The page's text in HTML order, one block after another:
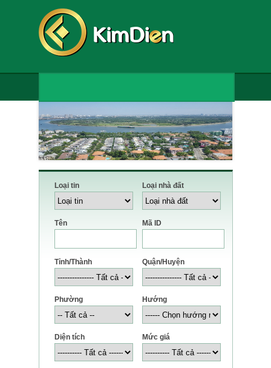
Loại tin Loại nhà đất
Tên Mã ID
Tỉnh/Thành Quận/Huyện
Phường Hướng
Diện tích Mức giá